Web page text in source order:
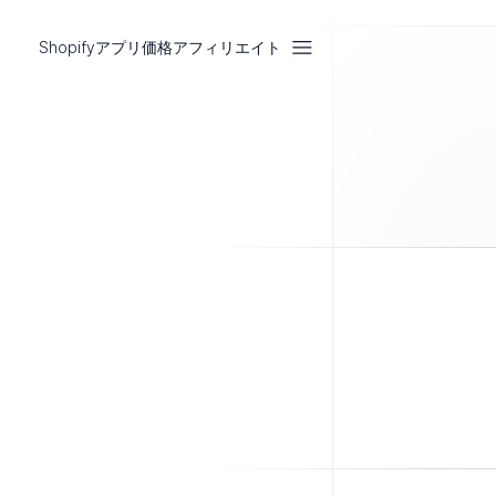
Shopifyアプリ価格アフィリエイト